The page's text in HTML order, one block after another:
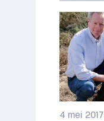
4 mei 2017